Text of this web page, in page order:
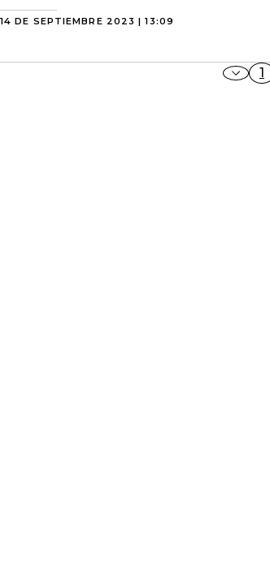
14 DE SEPTIEMBRE 2023 | 13:09
1